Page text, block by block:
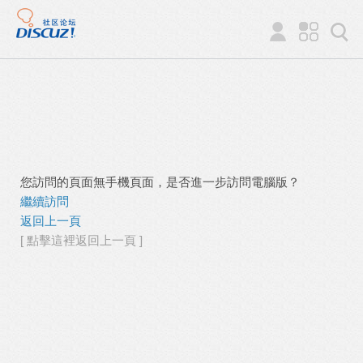
您訪問的頁面無手機頁面，是否進一步訪問電腦版？
繼續訪問
返回上一頁
[ 點擊這裡返回上一頁 ]